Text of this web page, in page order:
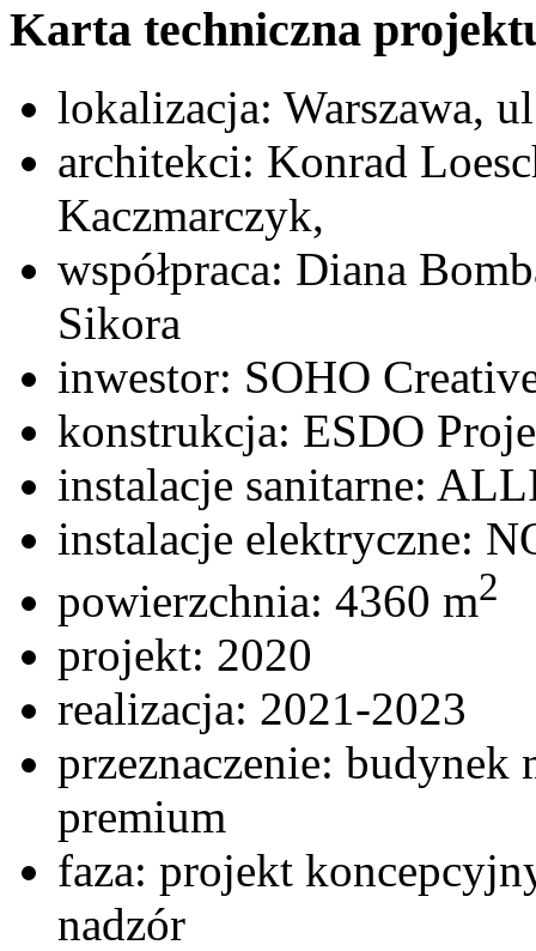
Karta techniczna
lokalizacja: Warszawa,
architekci: Konrad
Kaczmarczyk,
współpraca: Diana
Sikora
inwestor: SOHO
konstrukcja: ESDO
instalacje sanitarne:
instalacje elektryczne:
powierzchnia: 4360 m2
projekt: 2020
realizacja: 2021-2023
przeznaczenie:
premium
faza: projekt
nadzór